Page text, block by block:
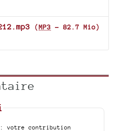
(MP3 - 82.7 Mio)
: votre contribution